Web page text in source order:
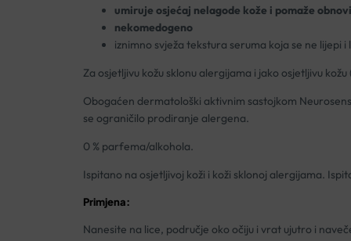
umiruje osjećaj nelagode kože i pomaže
nekomedogeno
iznimno svježa tekstura seruma koja se ne lijepi
Za osjetljivu kožu sklonu alergijama i jako osjetljivu
Obogaćen dermatološki aktivnim sastojkom
se ograničilo prodiranje alergena.
0 % parfema/alkohola.
Ispitano na osjetljivoj koži i koži sklonoj alergijama.
Primjena:
Nanesite na lice, područje oko očiju i vrat ujutro i